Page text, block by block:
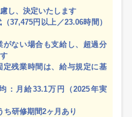
し、決定いたします
37,475円以上／23.06時間）
ない場合も支給し、超過分
残業時間は、給与規定に基
：月給33.1万円（2025年実
研修期間2ヶ月あり